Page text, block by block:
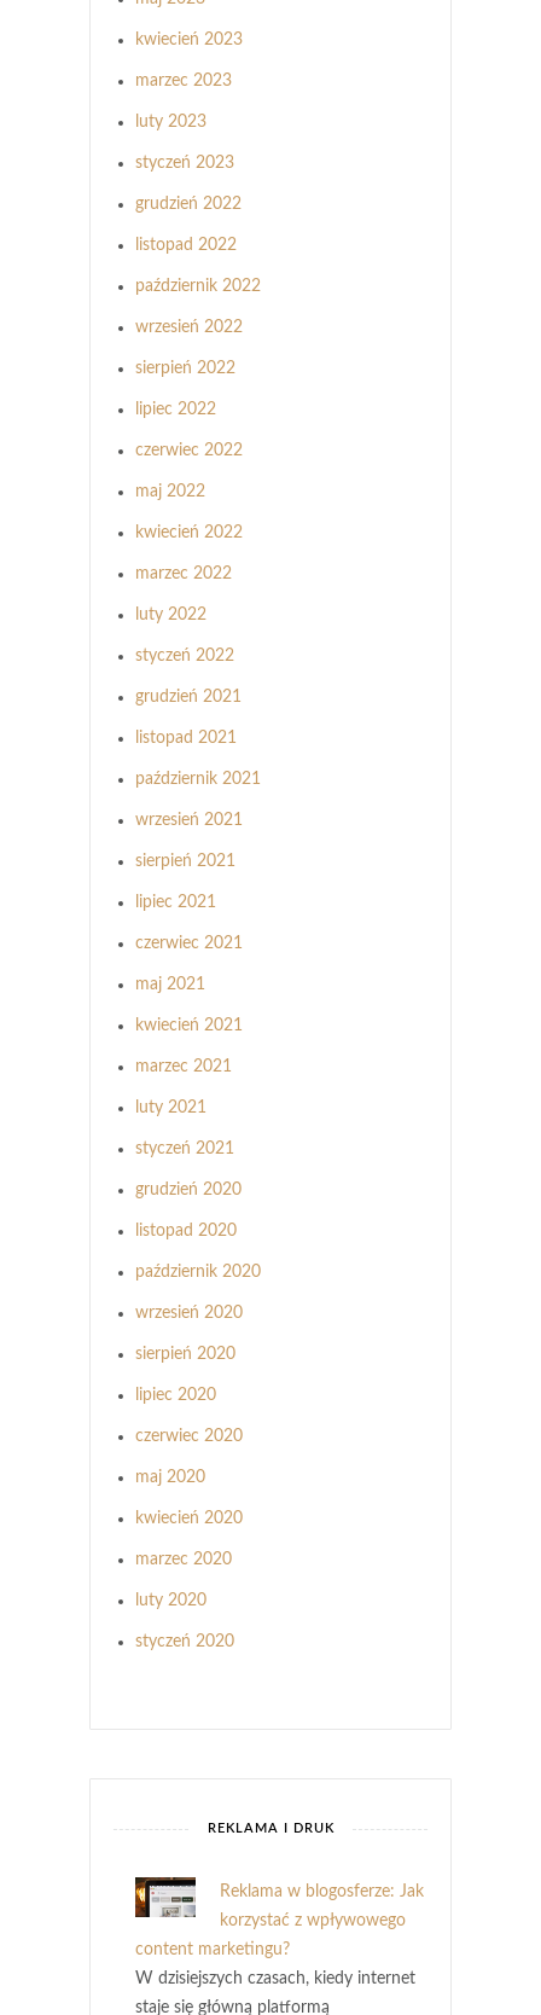
kwiecień 2023
marzec 2023
luty 2023
styczeń 2023
grudzień 2022
listopad 2022
październik 2022
wrzesień 2022
sierpień 2022
lipiec 2022
czerwiec 2022
maj 2022
kwiecień 2022
marzec 2022
luty 2022
styczeń 2022
grudzień 2021
listopad 2021
październik 2021
wrzesień 2021
sierpień 2021
lipiec 2021
czerwiec 2021
maj 2021
kwiecień 2021
marzec 2021
luty 2021
styczeń 2021
grudzień 2020
listopad 2020
październik 2020
wrzesień 2020
sierpień 2020
lipiec 2020
czerwiec 2020
maj 2020
kwiecień 2020
marzec 2020
luty 2020
styczeń 2020
REKLAMA I DRUK
Reklama w blogosferze: Jak
korzystać z wpływowego
content marketingu?
W dzisiejszych czasach, kiedy internet
staje się główną platformą